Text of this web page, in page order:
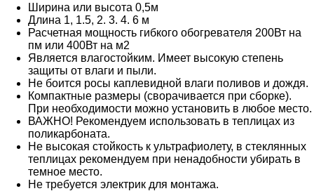
Ширина или высота 0,5м
Длина 1, 1.5, 2. 3. 4. 6 м
Расчетная мощность гибкого обогревателя 200Вт на
пм или 400Вт на м2
Является влагостойким. Имеет высокую степень
защиты от влаги и пыли.
Не боится росы каплевидной влаги поливов и дождя.
Компактные размеры (сворачивается при сборке).
При необходимости можно установить в любое место.
ВАЖНО! Рекомендуем использовать в теплицах из
поликарбоната.
Не высокая стойкость к ультрафиолету, в стеклянных
теплицах рекомендуем при ненадобности убирать в
темное место.
Не требуется электрик для монтажа.